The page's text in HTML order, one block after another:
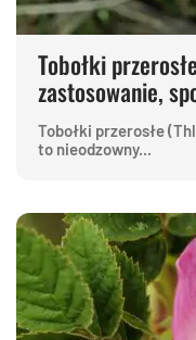
Tobołki
zastosowanie,
Tobołki przerosłe
to nieodzowny...